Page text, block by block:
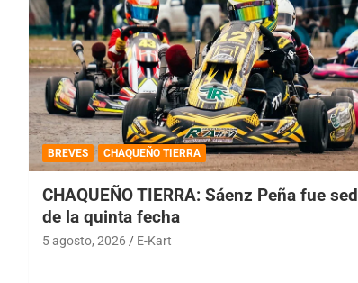
BREVES CHAQUEÑO TIERRA
CHAQUEÑO TIERRA: Sáenz Peña fue
de la quinta fecha
5 agosto, 2026 E-Kart